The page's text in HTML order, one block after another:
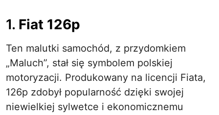
1. Fiat 126p
Ten malutki samochód, z przydomkiem
„Maluch”, stał się symbolem polskiej
motoryzacji. Produkowany na licencji Fiata,
126p zdobył popularność dzięki swojej
niewielkiej sylwetce i ekonomicznemu